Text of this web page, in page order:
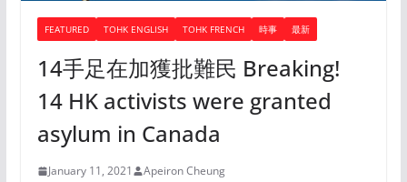
FEATURED TOHK ENGLISH TOHK FRENCH 時事 最新
14手足在加獲批難民 Breaking!
14 HK activists were granted
asylum in Canada
January 11, 2021 Apeiron Cheung